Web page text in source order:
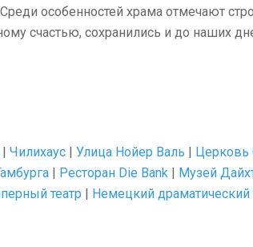
особенностей храма отмечают
счастью, сохранились и до наших
Чилихаус Улица Нойер Валь Церковь
Ресторан Die Bank Музей
театр Немецкий драматический